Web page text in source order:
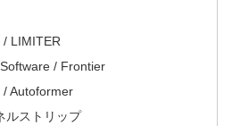
LIMITER
/ Frontier
Autoformer
ルストリップ